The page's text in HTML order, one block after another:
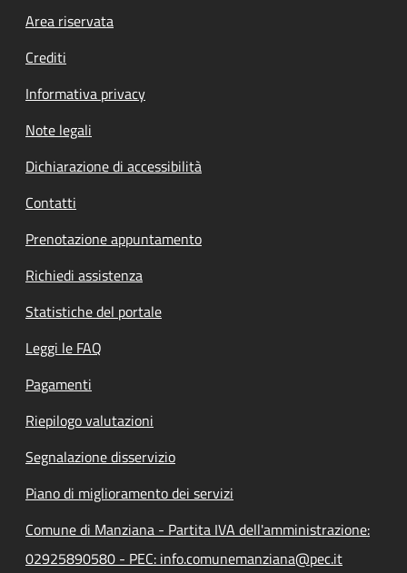
Footer menu
Area riservata
Crediti
Informativa privacy
Note legali
Dichiarazione di accessibilità
Contatti
Prenotazione appuntamento
Richiedi assistenza
Statistiche del portale
Leggi le FAQ
Pagamenti
Riepilogo valutazioni
Segnalazione disservizio
Piano di miglioramento dei servizi
Comune di Manziana - Partita IVA dell'amministrazione:
02925890580 - PEC: info.comunemanziana@pec.it